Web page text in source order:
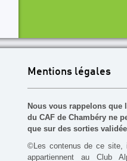
Mentions légales
Nous vous rappelons que
du CAF de Chambéry ne
que sur des sorties
©Les contenus de ce site,
appartiennent au Club